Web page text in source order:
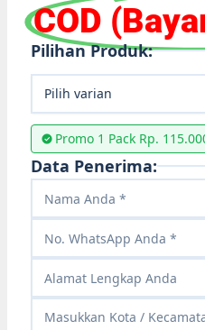
COD
Pilihan Produk:
Pilih varian
Promo 1 Pack Rp.
Data Penerima:
Masukkan Kota /